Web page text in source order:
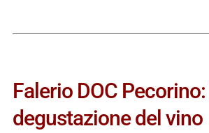
Falerio DOC
degustazione del vino